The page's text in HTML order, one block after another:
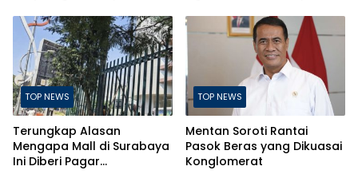
TOP NEWS
Terungkap Alasan
Mengapa Mall di Surabaya
Ini Diberi Pagar
TOP NEWS
Mentan Soroti Rantai
Pasok Beras yang Dikuasai
Konglomerat